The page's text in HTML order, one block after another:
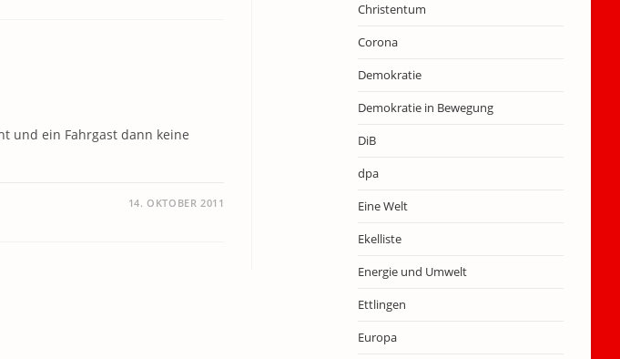
und ein Fahrgast dann keine
14. OKTOBER 2011
Christentum
Corona
Demokratie
Demokratie in Bewegung
DiB
dpa
Eine Welt
Ekelliste
Energie und Umwelt
Ettlingen
Europa